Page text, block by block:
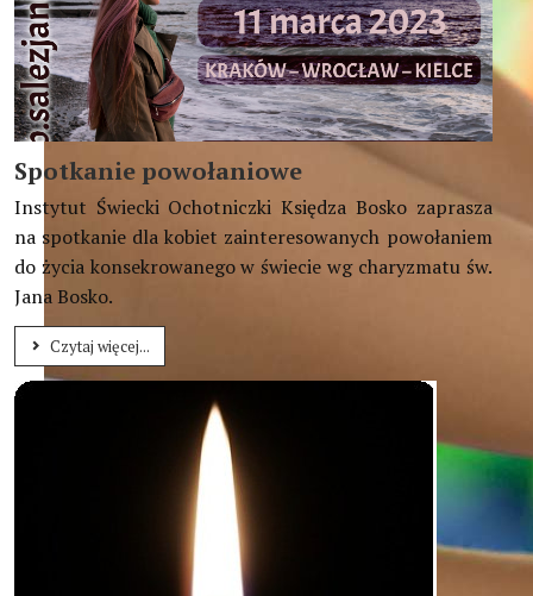
Spotkanie powołaniowe
Instytut Świecki Ochotniczki Księdza Bosko zaprasza
na spotkanie dla kobiet zainteresowanych powołaniem
do życia konsekrowanego w świecie wg charyzmatu św.
Jana Bosko.
Czytaj więcej...